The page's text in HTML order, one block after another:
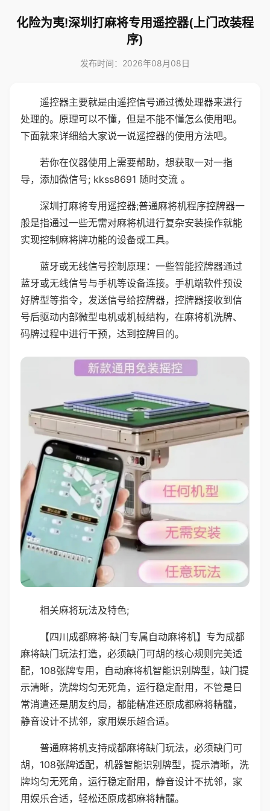
化险为夷!深圳打麻将专用遥控器(上门改装程
序)
发布时间：2026年08月08日
遥控器主要就是由遥控信号通过微处理器来进行
处理的。原理可以不懂，但是不能不懂怎么使用吧。
下面就来详细给大家说一说遥控器的使用方法吧。
若你在仪器使用上需要帮助，想获取一对一指
导，添加微信号; kkss8691 随时交流 。
深圳打麻将专用遥控器;普通麻将机程序控牌器一
般是指通过一些无需对麻将机进行复杂安装操作就能
实现控制麻将牌功能的设备或工具。
蓝牙或无线信号控制原理：一些智能控牌器通过
蓝牙或无线信号与手机等设备连接。手机端软件预设
好牌型等指令，发送信号给控牌器，控牌器接收到信
号后驱动内部微型电机或机械结构，在麻将机洗牌、
码牌过程中进行干预，达到控牌目的。
相关麻将玩法及特色;
【四川成都麻将·缺门专属自动麻将机】专为成都
麻将缺门玩法打造，必须缺门可胡的核心规则完美适
配，108张牌专用，自动麻将机智能识别牌型，缺门提
示清晰，洗牌均匀无死角，运行稳定耐用，不管是日
常消遣还是朋友约局，都能精准还原成都麻将精髓，
静音设计不扰邻，家用娱乐超合适。
普通麻将机支持成都麻将缺门玩法，必须缺门可
胡，108张牌适配，机器智能识别牌型，提示清晰，洗
牌均匀无死角，运行稳定耐用，静音设计不扰邻，家
用娱乐合适，轻松还原成都麻将精髓。